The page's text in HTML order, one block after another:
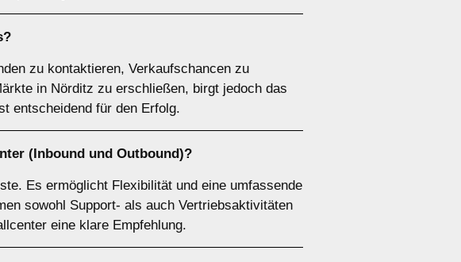
?
zu kontaktieren, Verkaufschancen zu
in Nörditz zu erschließen, birgt jedoch das
entscheidend für den Erfolg.
(Inbound und Outbound)?
Es ermöglicht Flexibilität und eine umfassende
sowohl Support- als auch Vertriebsaktivitäten
eine klare Empfehlung.